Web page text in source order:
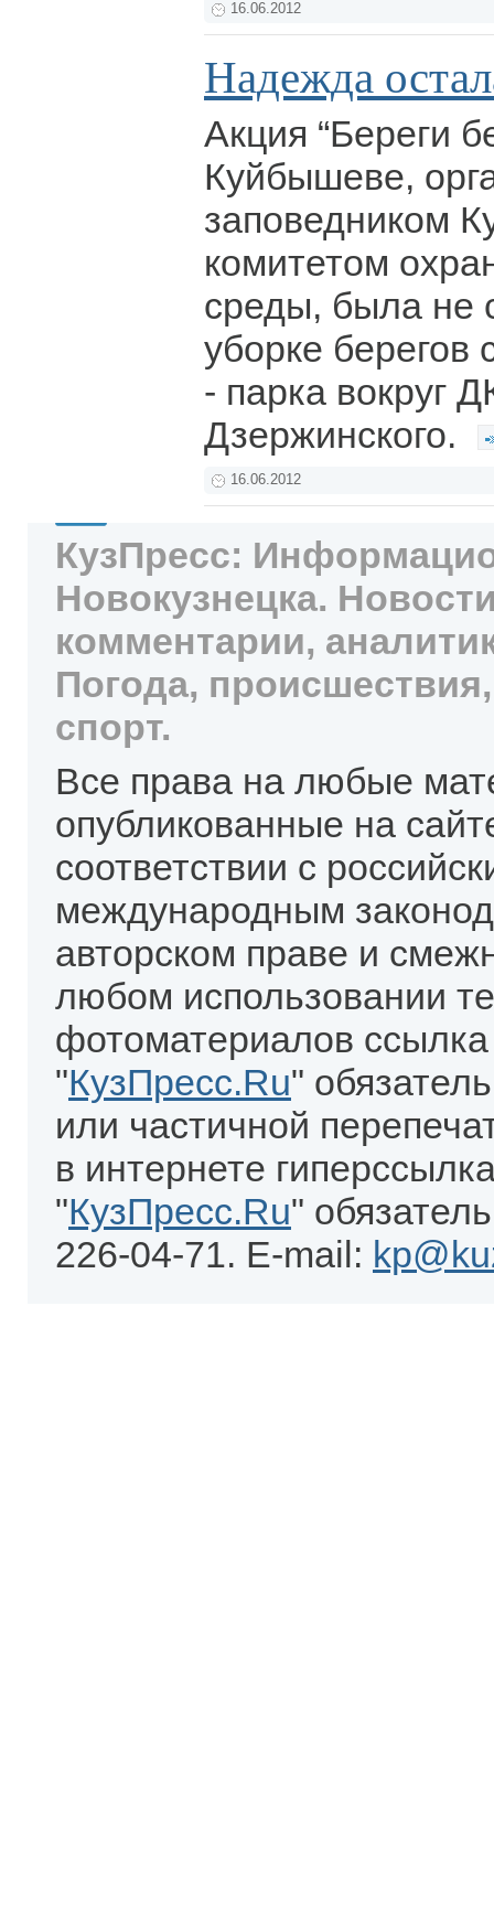
16.06.2012
Надежда
Акция “Береги
Куйбышеве,
заповедником
комитетом
среды, была не
уборке берегов
- парка вокруг
Дзержинского.
16.06.2012
КузПресс:
Новокузнецка.
комментарии,
Погода,
спорт.
Все права на любые
опубликованные на
соответствии с
международным
авторском праве и
любом использовании
фотоматериалов
"КузПресс.Ru"
или частичной
в интернете
"КузПресс.Ru"
226-04-71. E-mail: